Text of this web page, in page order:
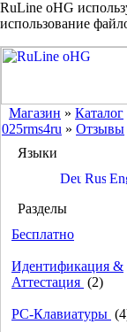
RuLine oHG
использование
Магазин » Каталог
025rms4ru » Отзывы
Языки
Разделы
Бесплатно
Идентификация &
Аттестация (2)
PC-Клавиатуры